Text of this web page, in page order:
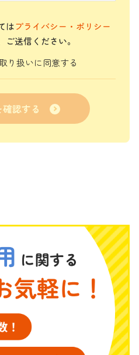
はプライバシー・ポリシー
送信ください。
り扱いに同意する
認する